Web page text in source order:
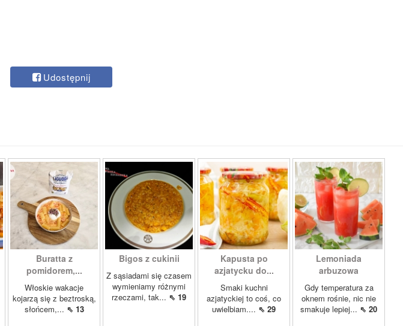
Udostępnij
Buratta z
pomidorem,...
Włoskie wakacje
kojarzą się z beztroską,
słońcem,... ⇖ 13
Bigos z cukinii
Z sąsiadami się czasem
wymieniamy różnymi
rzeczami, tak... ⇖ 19
Kapusta po
azjatycku do...
Smaki kuchni
azjatyckiej to coś, co
uwielbiam.... ⇖ 29
Lemoniada
arbuzowa
Gdy temperatura za
oknem rośnie, nic nie
smakuje lepiej... ⇖ 20